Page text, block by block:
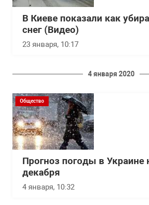
В Киеве показали как
снег (Видео)
23 января, 10:17
4 января 2020
Общество
Прогноз погоды в Украине
декабря
4 января, 10:32